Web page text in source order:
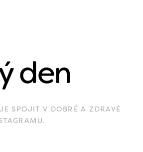
den
SPOJIT V DOBRÉ A ZDRAVÉ